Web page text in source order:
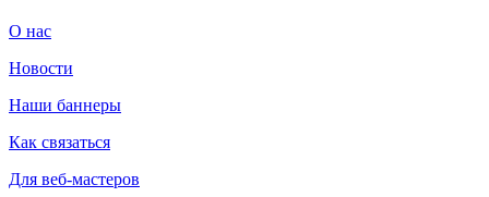
О нас
Новости
Наши баннеры
Как связаться
Для веб-мастеров